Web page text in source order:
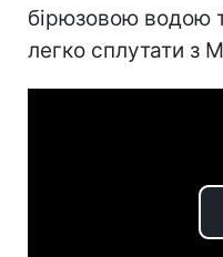
бірюзовою водою
легко сплутати з